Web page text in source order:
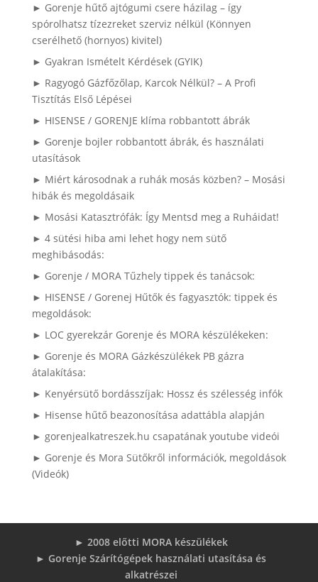
► Gorenje hűtő ajtógumi csere házilag – így
spórolhatsz tízezreket szerviz nélkül (Könnyen
cserélhető (hornyos) kivitel)
► Gyakran Ismételt Kérdések (GYIK)
► Ragyogó Gázfőzőlap, Karcok Nélkül? – A Profi
Tisztítás Első Lépései
► HISENSE / GORENJE klíma robbantott ábrák
► Gorenje bojler robbantott ábrák, és használati
utasítások
► Miért károsodnak a ruhák mosás közben? – Mosási
hibák és megoldásaik
► Mosási Katasztrófák: Így Mentsd meg a Ruháidat!
► 4 sütési hiba ami lehet hogy nem sütő
meghibásodás:
► Gorenje / MORA Tűzhely tippek és tanácsok:
► HISENSE / Gorenej Hűtők és fagyasztók: tippek és
megoldások:
► LOC gyerekzár Gorenje és MORA készülékeken:
► Gorenje és MORA Gázkészülékek PB gázra
átalakítása:
► Kenyérsütő bordásszíjak: Hossz és szélesség infók
► Hisense hűtő beazonosítása adattábla alapján
► gorenjealkatreszek.hu csapatának youtube videói
► Gorenje és Mora Sütőkről információk, megoldások
(Videók)
► 2008 előtti MORA készülékek
► Gorenje Szárítógépek használati utasítása és
alkatrészei